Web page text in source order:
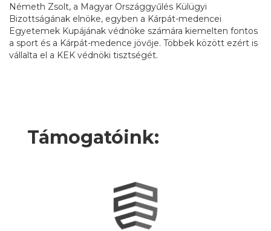
Németh Zsolt, a Magyar Országgyűlés Külügyi
Bizottságának elnöke, egyben a Kárpát-medencei
Egyetemek Kupájának védnöke számára kiemelten fontos
a sport és a Kárpát-medence jövője. Többek között ezért is
vállalta el a KEK védnöki tisztségét.
Támogatóink: